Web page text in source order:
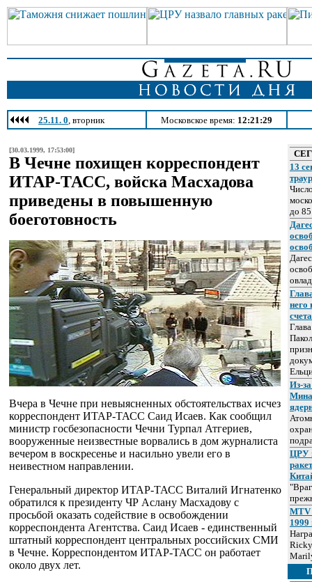
25.11. 0, вторник Московское время: 12:21:29
[30.03.1999, 17:53:00]
В Чечне похищен корреспондент
ИТАР-ТАСС, войска Масхадова
приведены в повышенную
боеготовность
Вчера в Чечне при невыясненных обстоятельствах исчез
корреспондент ИТАР-ТАСС Саид Исаев. Как сообщил
министр госбезопасности Чечни Турпал Атгериев,
вооруженные неизвестные ворвались в дом журналиста
вечером в воскресенье и насильно увели его в
неивестном направлении.
Генеральный директор ИТАР-ТАСС Виталий Игнатенко
обратился к президенту ЧР Аслану Масхадову с
просьбой оказать содействие в освобождении
корреспондента Агентства. Саид Исаев - единственный
штатный корреспондент центральных российских СМИ
в Чечне. Корреспондентом ИТАР-ТАСС он работает
около двух лет.
13
до 85
него
Из-
ЦРУ
MTV
1999